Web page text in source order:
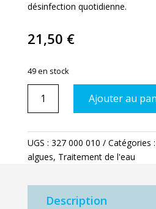
désinfection quotidienne.
21,50 €
49 en stock
stop
3
1l
Ajouter au
UGS : 327 000 010 Catégories :
algues, Traitement de l'eau
Description